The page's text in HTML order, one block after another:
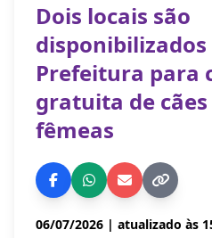
Dois locais são
disponibilizados
Prefeitura para
gratuita de
fêmeas
06/07/2026 | atualizado às